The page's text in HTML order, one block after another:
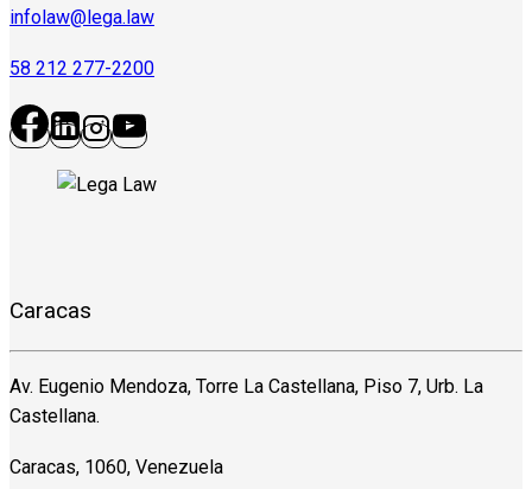
infolaw@lega.law
58 212 277-2200
Caracas
Av. Eugenio Mendoza, Torre La Castellana, Piso 7, Urb. La
Castellana.
Caracas, 1060, Venezuela